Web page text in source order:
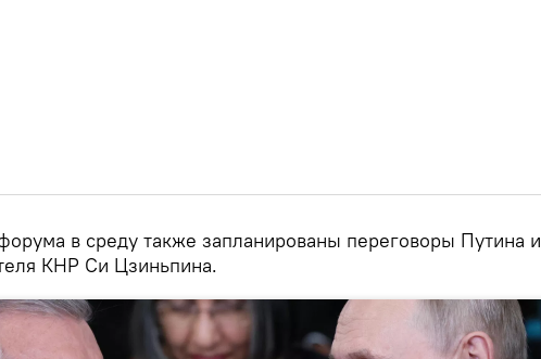
в среду также запланированы переговоры Путина и
КНР Си Цзиньпина.